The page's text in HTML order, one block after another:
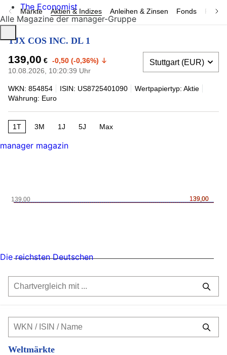
Märkte Aktien & Indizes Anleihen & Zinsen Fonds
TJX COS INC. DL 1
139,00 € -0,50 (-0,36%)
10.08.2026, 10:20:39 Uhr
WKN: 854854 ISIN: US8725401090
Wertpapiertyp: Aktie
Währung: Euro
1T 3M 1J 5J Max
139,00
139,00
139,00
Weltmärkte
The Economist
Alle Magazine der manager-Gruppe
manager magazin
Die reichsten Deutschen